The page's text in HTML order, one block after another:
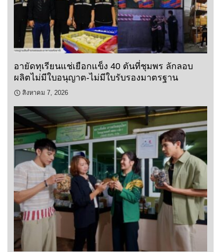
อายัดทุเรียนแช่เยือกแข็ง 40 ตันที่ชุมพร ลักลอบ
ผลิตไม่มีใบอนุญาต-ไม่มีใบรับรองมาตรฐาน
สิงหาคม 7, 2026